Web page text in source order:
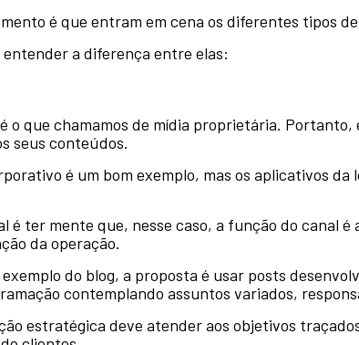
é que entram em cena os diferentes tipos
entender a diferença entre elas:
o que chamamos de mídia proprietária.
seus conteúdos.
é um bom exemplo, mas os aplicativos
é ter mente que, nesse caso, a função do canal
da operação.
exemplo do blog, a proposta é usar posts
contemplando assuntos variados,
estratégica deve atender aos objetivos